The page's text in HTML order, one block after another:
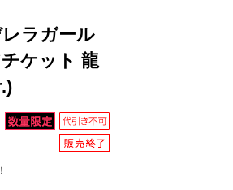
ラガール
ケット 龍